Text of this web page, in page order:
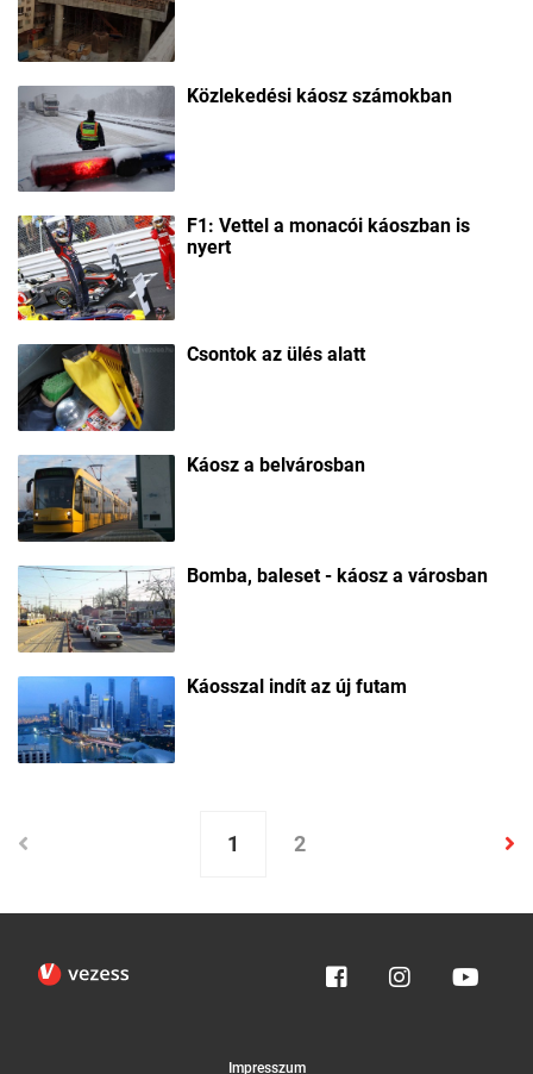
Közlekedési káosz számokban
F1: Vettel a monacói káoszban is
nyert
Csontok az ülés alatt
Káosz a belvárosban
Bomba, baleset - káosz a városban
Káosszal indít az új futam
1 2
Impresszum